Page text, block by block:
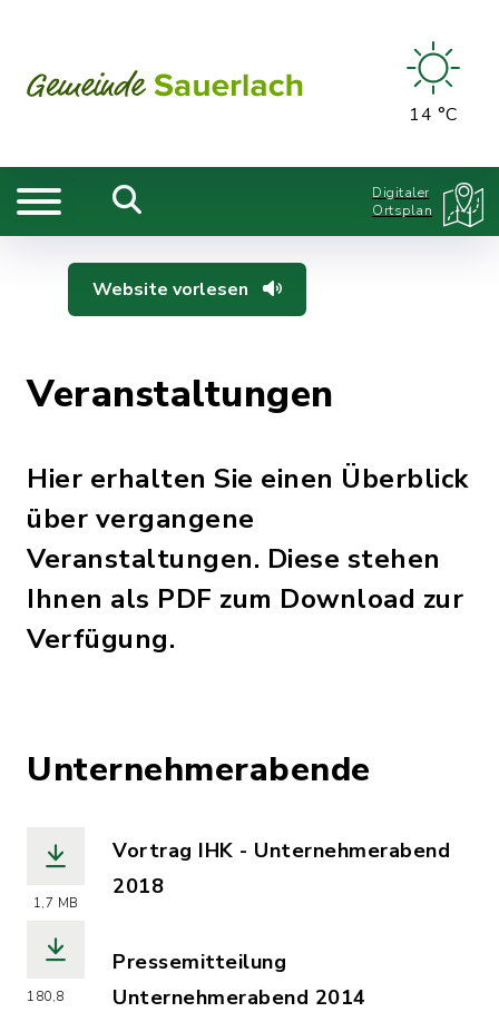
14 °C
Digitaler
Ortsplan
Website vorlesen
Veranstaltungen
Hier erhalten Sie einen Überblick
über vergangene
Veranstaltungen. Diese stehen
Ihnen als PDF zum Download zur
Verfügung.
Unternehmerabende
1,7 MB
Vortrag IHK - Unternehmerabend
2018
180,8
Pressemitteilung
Unternehmerabend 2014